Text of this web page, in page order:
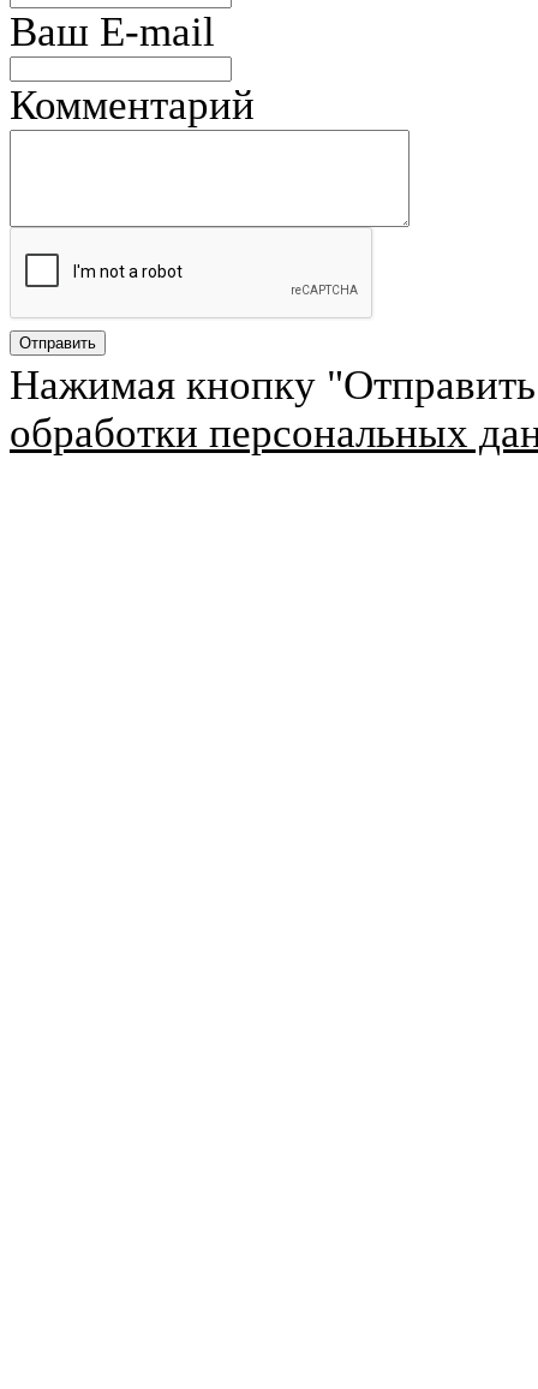
Ваш E-mail
Комментарий
Нажимая кнопку
обработки персональных